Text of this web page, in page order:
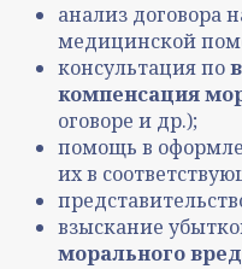
анализ договора
медицинской
консультация по
компенсация
оговоре и др.);
помощь в
их в
взыскание
морального